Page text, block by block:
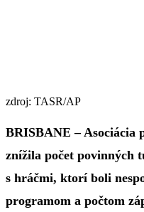
zdroj: TASR/AP
BRISBANE – Asociácia
znížila počet povinných
s hráčmi, ktorí boli
programom a počtom